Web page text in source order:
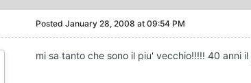
Posted January 28, 2008 at 09:54 PM
mi sa tanto che sono il piu' vecchio!!!!! 40 anni